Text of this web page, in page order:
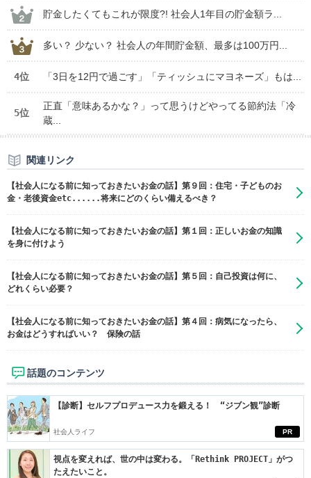
貯金したくてもこれが限度?! 社会人1年目の貯金額ラ...
多い？ 少ない？ 社会人の年間貯金額、最多は100万円...
4位 「3日を12円で過ごす」「ティッシュにマヨネーズ」もは...
5位
正直「意味あるかな？」って思うけどやってる節約法「冷
蔵...
関連リンク
【社会人になる前に知っておきたいお金の話】第９回：住宅・子どものお
金・老後資金etc......将来にどのくらい備えるべき？
【社会人になる前に知っておきたいお金の話】第１回：正しいお金の知識
を身に付けよう
【社会人になる前に知っておきたいお金の話】第５回：自己投資は何に、
どれくらい必要？
【社会人になる前に知っておきたいお金の話】第４回：病気になったら、
お金はどうすればいい？ 保険の話
話題のコンテンツ
PR
【診断】セルフプロデュース力を鍛える！ “ジブン観”診断
社会人ライフ
視点を変えれば、世の中は変わる。「Rethink PROJECT」がつ
たえたいこと。